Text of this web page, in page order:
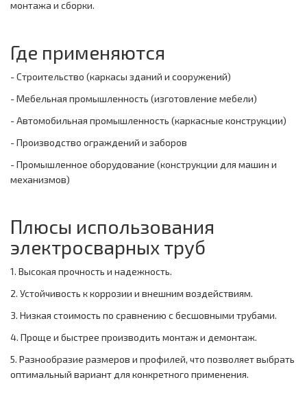
монтажа и сборки.
Где применяются
- Строительство (каркасы зданий и сооружений)
- Мебельная промышленность (изготовление мебели)
- Автомобильная промышленность (каркасные конструкции)
- Производство ограждений и заборов
- Промышленное оборудование (конструкции для машин и
механизмов)
Плюсы использования
электросварных труб
1. Высокая прочность и надежность.
2. Устойчивость к коррозии и внешним воздействиям.
3. Низкая стоимость по сравнению с бесшовными трубами.
4. Проще и быстрее производить монтаж и демонтаж.
5. Разнообразие размеров и профилей, что позволяет выбрать
оптимальный вариант для конкретного применения.